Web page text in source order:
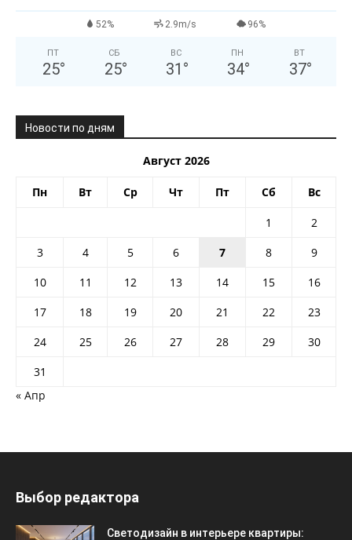
52% 2.9m/s 96%
ПТ
25°
СБ
25°
ВС
31 °
ПН
34°
ВТ
37°
Новости по дням
Август 2026
Пн Вт Ср Чт Пт Сб Вс
1
2
3
4 5 6 7 8
9
10
11 12 13 14 15
16
17
18 19 20 21 22
23
24
25 26 27 28 29
30
31
« Апр
Выбор редактора
Светодизайн в интерьере квартиры: